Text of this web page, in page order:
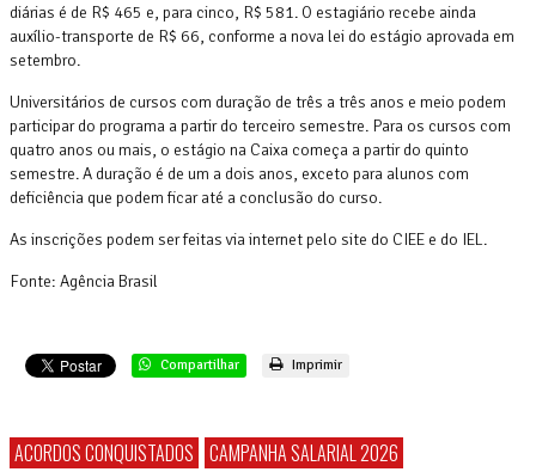
diárias é de R$ 465 e, para cinco, R$ 581. O estagiário recebe ainda
auxílio-transporte de R$ 66, conforme a nova lei do estágio aprovada em
setembro.
Universitários de cursos com duração de três a três anos e meio podem
participar do programa a partir do terceiro semestre. Para os cursos com
quatro anos ou mais, o estágio na Caixa começa a partir do quinto
semestre. A duração é de um a dois anos, exceto para alunos com
deficiência que podem ficar até a conclusão do curso.
As inscrições podem ser feitas via internet pelo site do CIEE e do IEL.
Fonte: Agência Brasil
Compartilhar Imprimir
ACORDOS CONQUISTADOS CAMPANHA SALARIAL 2026